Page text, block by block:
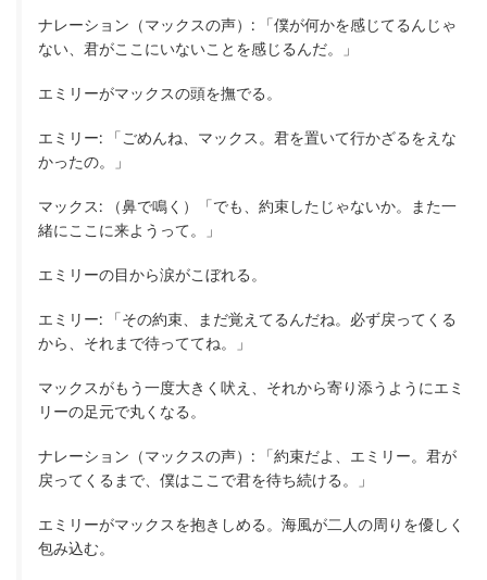
ナレーション（マックスの声）: 「僕が何かを感じてるんじゃ
ない、君がここにいないことを感じるんだ。」
エミリーがマックスの頭を撫でる。
エミリー: 「ごめんね、マックス。君を置いて行かざるをえな
かったの。」
マックス: （鼻で鳴く）「でも、約束したじゃないか。また一
緒にここに来ようって。」
エミリーの目から涙がこぼれる。
エミリー: 「その約束、まだ覚えてるんだね。必ず戻ってくる
から、それまで待っててね。」
マックスがもう一度大きく吠え、それから寄り添うようにエミ
リーの足元で丸くなる。
ナレーション（マックスの声）: 「約束だよ、エミリー。君が
戻ってくるまで、僕はここで君を待ち続ける。」
エミリーがマックスを抱きしめる。海風が二人の周りを優しく
包み込む。